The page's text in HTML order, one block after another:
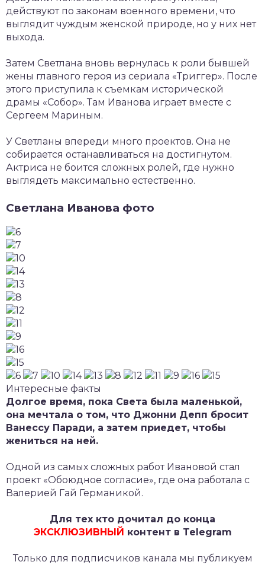
действуют по законам военного времени, что
выглядит чуждым женской природе, но у них нет
выхода.
Затем Светлана вновь вернулась к роли бывшей
жены главного героя из сериала «Триггер». После
этого приступила к съемкам исторической
драмы «Собор». Там Иванова играет вместе с
Сергеем Мариным.
У Светланы впереди много проектов. Она не
собирается останавливаться на достигнутом.
Актриса не боится сложных ролей, где нужно
выглядеть максимально естественно.
Светлана Иванова фото
Интересные факты
Долгое время, пока Света была маленькой,
она мечтала о том, что Джонни Депп бросит
Ванессу Паради, а затем приедет, чтобы
жениться на ней.
Одной из самых сложных работ Ивановой стал
проект «Обоюдное согласие», где она работала с
Валерией Гай Германикой.
Для тех кто дочитал до конца
ЭКСКЛЮЗИВНЫЙ контент в Telegram
Только для подписчиков канала мы публикуем